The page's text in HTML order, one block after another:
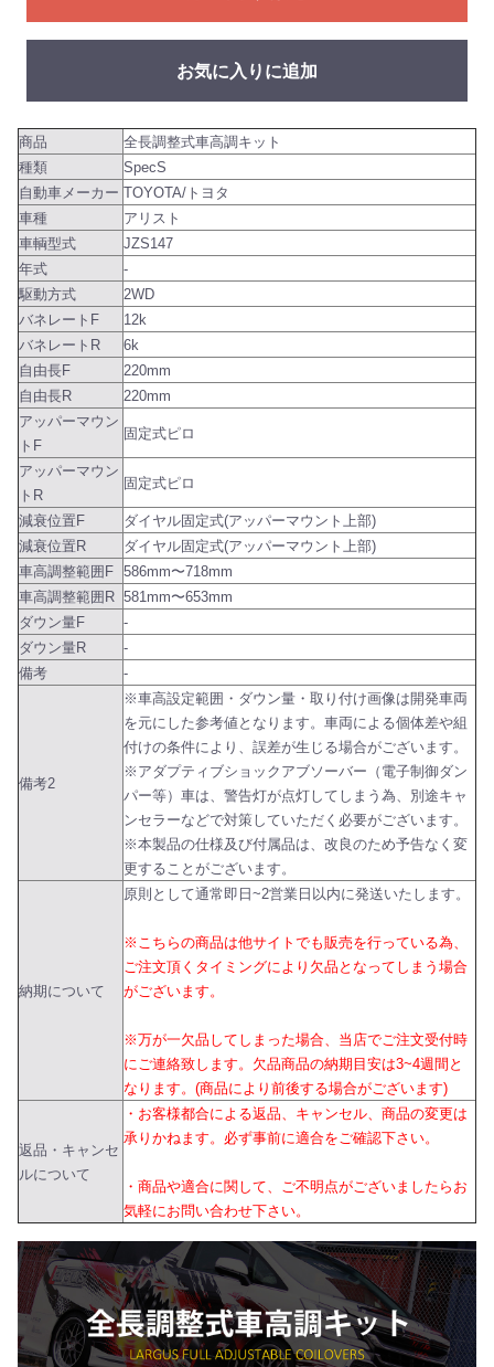
お気に入りに追加
商品
全長調整式車高調キット
種類
SpecS
自動車メーカー TOYOTA/トヨタ
車種
アリスト
車輌型式
JZS147
年式
-
駆動方式
2WD
バネレートF
12k
バネレートR
6k
自由長F
220mm
自由長R
220mm
アッパーマウン
トF
固定式ピロ
アッパーマウン
トR
固定式ピロ
減衰位置F
ダイヤル固定式(アッパーマウント上部)
減衰位置R
ダイヤル固定式(アッパーマウント上部)
車高調整範囲F 586mm〜718mm
車高調整範囲R 581mm〜653mm
ダウン量F
-
ダウン量R
-
備考
-
備考2
※車高設定範囲・ダウン量・取り付け画像は開発車両
を元にした参考値となります。車両による個体差や組
付けの条件により、誤差が生じる場合がございます。
※アダプティブショックアブソーバー（電子制御ダン
パー等）車は、警告灯が点灯してしまう為、別途キャ
ンセラーなどで対策していただく必要がございます。
※本製品の仕様及び付属品は、改良のため予告なく変
更することがございます。
納期について
原則として通常即日~2営業日以内に発送いたします。
※こちらの商品は他サイトでも販売を行っている為、
ご注文頂くタイミングにより欠品となってしまう場合
がございます。
※万が一欠品してしまった場合、当店でご注文受付時
にご連絡致します。欠品商品の納期目安は3~4週間と
なります。(商品により前後する場合がございます)
返品・キャンセ
ルについて
・お客様都合による返品、キャンセル、商品の変更は
承りかねます。必ず事前に適合をご確認下さい。
・商品や適合に関して、ご不明点がございましたらお
気軽にお問い合わせ下さい。